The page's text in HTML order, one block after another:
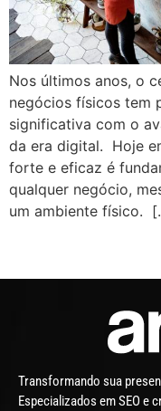
Nos últimos anos, o
negócios físicos tem
significativa com o
da era digital. Hoje
forte e eficaz é
qualquer negócio,
um ambiente físico.
Transformando sua
Especializados em SEO e